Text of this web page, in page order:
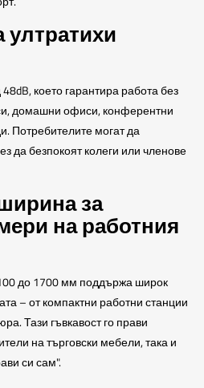
ултратихи
което гарантира работа без
домашни офиси, конферентни
Потребителите могат да
да безпокоят колеги или членове
за
на работния
до 1700 мм поддържа широк
– от компактни работни станции
Тази гъвкавост го прави
на търговски мебели, така и
си сам".